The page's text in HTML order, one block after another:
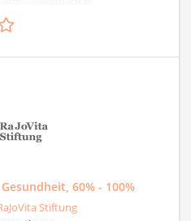
60% - 100%
Stiftung